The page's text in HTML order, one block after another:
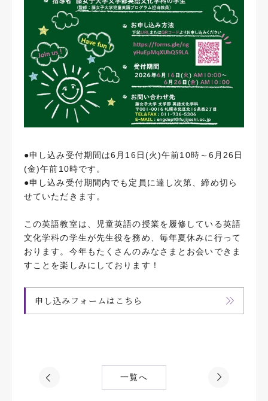
●申し込み受付期間は6月16日(火)午前10時～6月26日
(金)午前10時です。
●申し込み受付期間内でも定員に達し次第、締め切ら
せていただきます。
この英語教室は、児童英語の授業を履修している英語
文化学科の学生が先生役を務め、毎年夏休みに行って
おります。今年もたくさんのみなさまとお会いできま
すことを楽しみにしております！
申し込みフォームはこちら
一覧へ